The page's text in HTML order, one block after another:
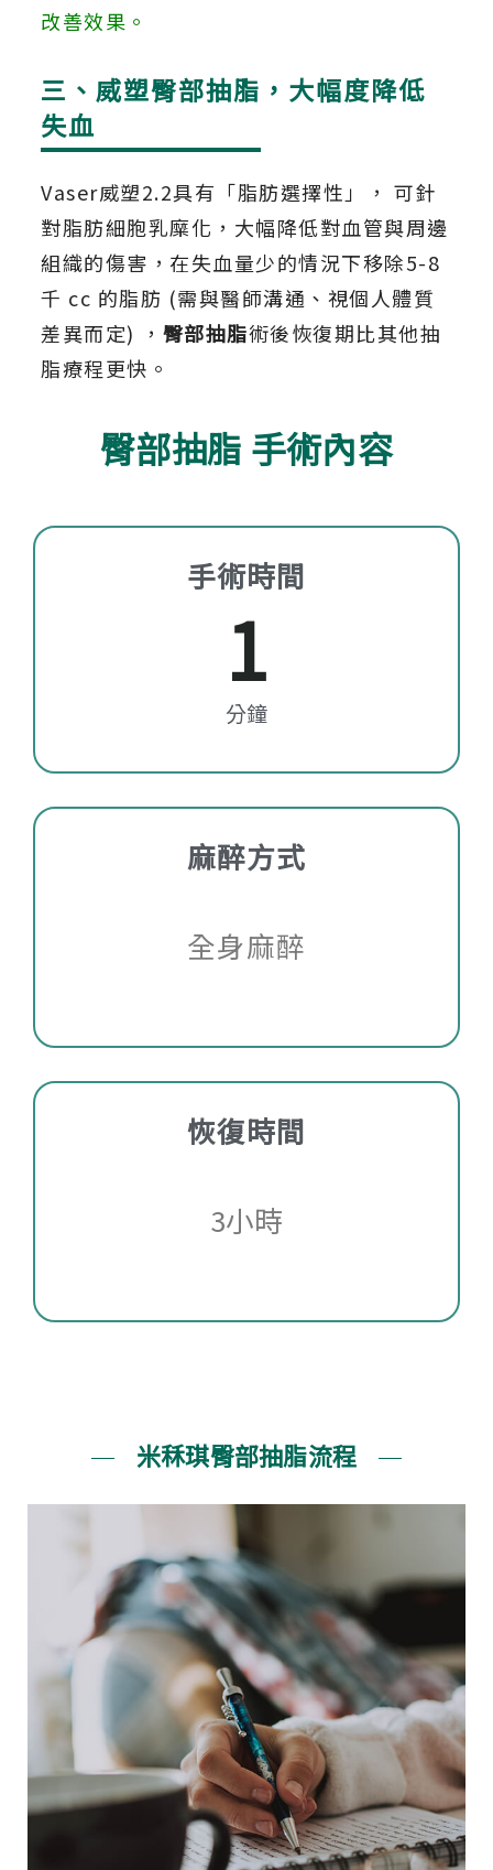
改善效果。
三、威塑臀部抽脂，大幅度降低
失血
Vaser威塑2.2具有「脂肪選擇性」， 可針
對脂肪細胞乳糜化，大幅降低對血管與周邊
組織的傷害，在失血量少的情況下移除5-8
千 cc 的脂肪 (需與醫師溝通、視個人體質
差異而定) ， 臀部抽脂術後恢復期比其他抽
脂療程更快。
臀部抽脂 手術內容
手術時間
1
分鐘
麻醉方式
全身麻醉
恢復時間
3小時
米秝琪臀部抽脂流程